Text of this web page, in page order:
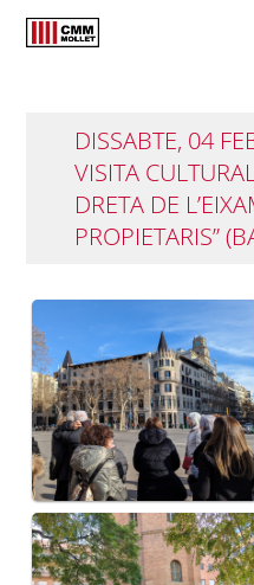
DISSABTE, 04
VISITA
DRETA DE
PROPIETARIS”